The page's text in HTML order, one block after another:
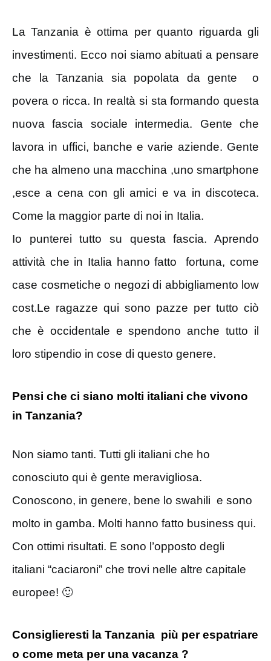
La Tanzania è ottima per quanto riguarda gli
investimenti. Ecco noi siamo abituati a pensare
che la Tanzania sia popolata da gente o
povera o ricca. In realtà si sta formando questa
nuova fascia sociale intermedia. Gente che
lavora in uffici, banche e varie aziende. Gente
che ha almeno una macchina ,uno smartphone
,esce a cena con gli amici e va in discoteca.
Come la maggior parte di noi in Italia.
Io punterei tutto su questa fascia. Aprendo
attività che in Italia hanno fatto fortuna, come
case cosmetiche o negozi di abbigliamento low
cost.Le ragazze qui sono pazze per tutto ciò
che è occidentale e spendono anche tutto il
loro stipendio in cose di questo genere.
Pensi che ci siano molti italiani che vivono
in Tanzania?
Non siamo tanti. Tutti gli italiani che ho
conosciuto qui è gente meravigliosa.
Conoscono, in genere, bene lo swahili e sono
molto in gamba. Molti hanno fatto business qui.
Con ottimi risultati. E sono l’opposto degli
italiani “caciaroni” che trovi nelle altre capitale
europee! 🙂
Consiglieresti la Tanzania più per espatriare
o come meta per una vacanza ?